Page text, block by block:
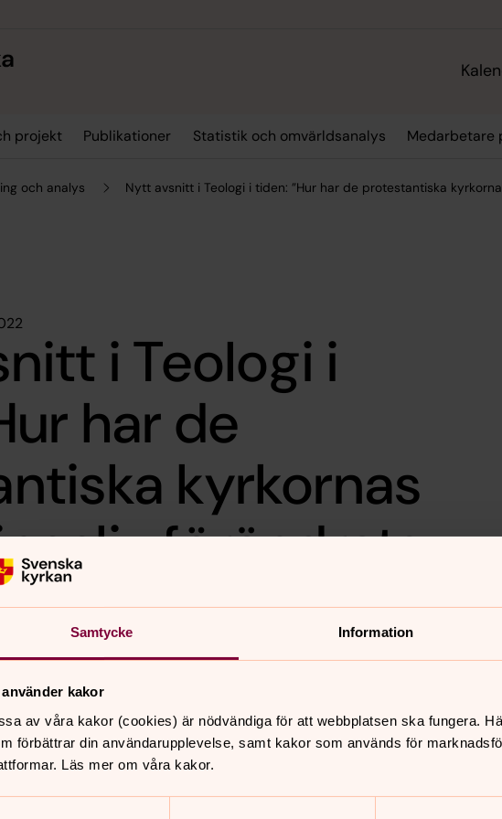
Samtycke Information
kakor
av våra kakor (cookies) är nödvändiga för att webbplatsen ska fungera.
förbättrar din användarupplevelse, samt kakor som används för
Läs mer om våra kakor.
projekt Publikationer Statistik och omvärldsanalys Medarbetare
och analys Nytt avsnitt i Teologi i tiden: ”Hur har de protestantiska
i Teologi i
har de
kyrkornas
förändrats
1492445339/teologi-i-tiden
samtalar om studien ”Svensk frikyrklighet i
förändrats i både Svenska kyrkan och i fyra jämförande
Svenska kyrkan förändrat sin digitala närvaro under nästan
– vad kan Svenska kyrkan lära av frikyrkorna inför